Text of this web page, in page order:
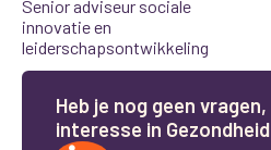
Senior adviseur sociale
innovatie en
leiderschapsontwikkeling
Heb je nog geen vragen,
interesse in Gezondheid